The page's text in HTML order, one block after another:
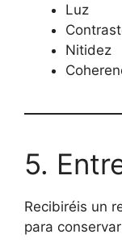
Luz
Nitidez
5.
Recibiréis un
para